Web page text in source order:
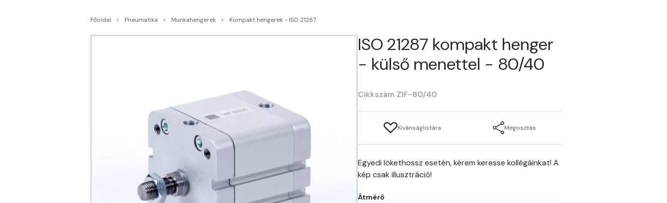
Főoldal Pneumatika Munkahengerek Kompakt hengerek - ISO 21287
ISO 21287 kompakt henger
- külső menettel - 80/40
Cikkszám ZIF-80/40
Kívánságlistára Megosztás
Egyedi lökethossz esetén, kérem keresse kollégáinkat! A
kép csak illusztráció!
Átmérő